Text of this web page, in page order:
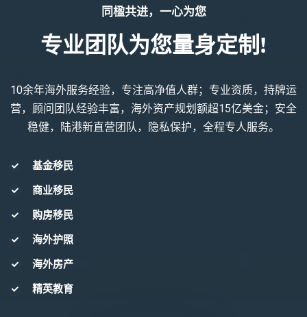
同楹共进，一心为您
专业团队为您量身定制!
10余年海外服务经验，专注高净值人群；专业资质，持牌运
营，顾问团队经验丰富，海外资产规划额超15亿美金；安全
稳健，陆港新直营团队，隐私保护，全程专人服务。
基金移民
商业移民
购房移民
海外护照
海外房产
精英教育